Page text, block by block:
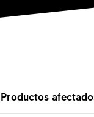
Productos